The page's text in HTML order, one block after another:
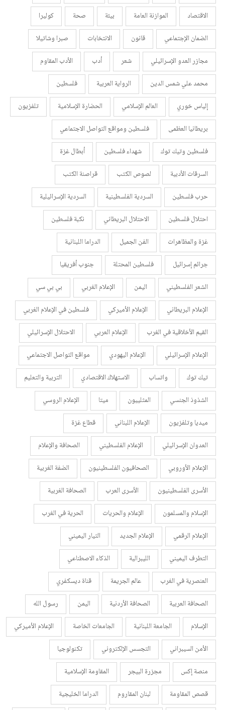
الاقتصاد
الموازنة العامة بيئة صحة
كوليرا
الضمان الإجتماعي
قانون الانتخابات
صبرا وشاتيلا
مجازر العدو الإسرائيلي
شعر أدب
الأدب المقاوم
محمد علي شمس الدين
الرواية العربية
فلسطين
إلياس خوري
العالم الإسلامي الحضارة الإسلامية
تلفزيون
بريطانيا العظمى
فلسطين ومواقع التواصل الاجتماعي
فلسطين وتيك توك
شهداء فلسطين
أبطال غزة
السرقات الأدبية
لصوص الكتب
قراصنة الكتب
حرب فلسطين
السردية الفلسطينية
السردية الإسرائيلية
احتلال فلسطين
الاحتلال البريطاني
نكبة فلسطين
غزة والمظاهرات
الفن الجميل
الدراما اللبنانية
جرائم إسرائيل
فلسطين المحتلة
جنوب أفريقيا
الشعر الفلسطيني
اليمن الإعلام الغربي
بي بي سي
الإعلام البريطاني
الإعلام الأميركي
فلسطين في الإعلام الغربي
القيم الأخلاقية في الغرب
الإعلام العربي
الاحتلال الإسرائيلي
الإعلام الإسرائيلي
الإعلام اليهودي
مواقع التواصل الاجتماعي
تيك توك
واتساب الاستهلاك الاقتصادي
التربية والتعليم
الشذوذ الجنسي
المثلييون ميتا
الإعلام الروسي
ميديا وتلفزيون
الإعلام اللبناني
قطاع غزة
العدوان الإسرائيلي
الإعلام الفلسطيني
الصحافة والإعلام
الإعلام الأوروبي
الصحافيون الفلسطينيون
الضفة الغربية
الأسرى الفلسطينيون
الأسرى العرب
الصحافة الغربية
الإسلام والمسلمون
الإعلام والحريات
الحرية في الغرب
الإعلام الرقمي
الإعلام الجديد
التيار اليميني
التطرف اليميني
الليبرالية
الذكاء الاصطناعي
العنصرية في الغرب
عالم الجريمة
قناة ديسكفري
الصحافة العربية
الصحافة الأردنية اليمن
رسول الله
الإسلام
الجامعة اللبنانية الجامعات الخاصة
الإعلام الأميركي
الأمن السيبراني
التجسس الإلكتروني
تكنولوجيا
منصة إكس
مجزرة البيجر
المقاومة الإسلامية
قصص المقاومة
لبنان المقاروم الدراما الخليجية